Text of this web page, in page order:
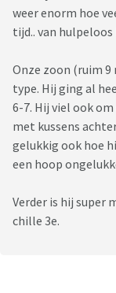
weer enorm hoe
tijd.. van
Onze zoon (ruim 9
type. Hij ging al
6-7. Hij viel ook
met kussens
gelukkig ook hoe
een hoop
Verder is hij super
chille 3e.